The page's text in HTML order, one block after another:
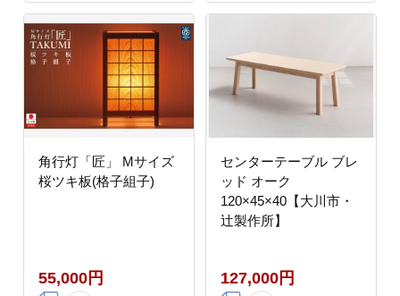
角行灯「匠」 Mサイズ
桜ツキ板(格子組子)
55,000円
センターテーブル ブレ
ッド オーク
120×45×40【大川市・
辻製作所】
127,000円